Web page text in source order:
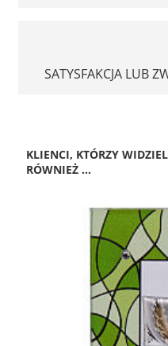
SATYSFAKCJA LUB
KLIENCI, KTÓRZY
RÓWNIEŻ ...